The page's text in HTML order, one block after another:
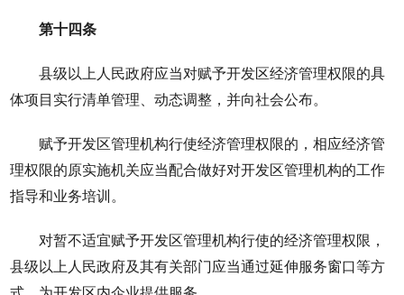
第十四条
县级以上人民政府应当对赋予开发区经济管理权限的具
体项目实行清单管理、动态调整，并向社会公布。
赋予开发区管理机构行使经济管理权限的，相应经济管
理权限的原实施机关应当配合做好对开发区管理机构的工作
指导和业务培训。
对暂不适宜赋予开发区管理机构行使的经济管理权限，
县级以上人民政府及其有关部门应当通过延伸服务窗口等方